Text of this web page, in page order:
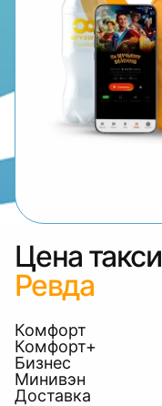
Цена такси
Ревда
Комфорт
Комфорт+
Бизнес
Минивэн
Доставка